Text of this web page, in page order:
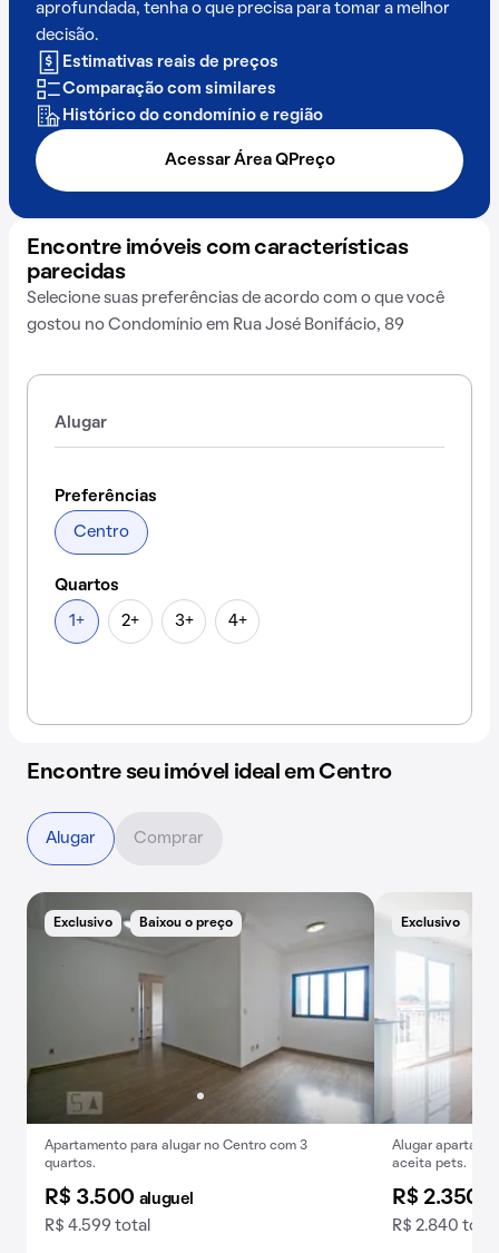
aprofundada, tenha o que precisa para tomar a melhor
decisão.
Estimativas reais de preços
Comparação com similares
Histórico do condomínio e região
Acessar Área QPreço
Encontre imóveis com características
parecidas
Selecione suas preferências de acordo com o que você
gostou no Condomínio em Rua José Bonifácio, 89
Alugar
Preferências
Centro
Quartos
1+ 2+ 3+ 4+
Encontre seu imóvel ideal em Centro
Exclusivo Baixou o preço
Apartamento para alugar no Centro com 3
quartos.
R$ 3.500 aluguel
R$ 4.599 total
Exclusivo
Alugar
aceita pets.
R$ 2.350
R$ 2.840 total
Alugar Comprar